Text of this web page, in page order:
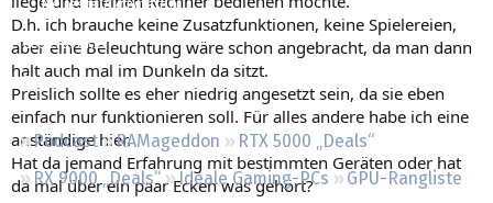
Neueste Aktivitäten
Leserartikel
Regeln
Podcast RAMageddon
RTX 5000 „Deals“
RX 9000 „Deals“
Ideale Gaming-PCs
GPU-Rangliste
D.h. ich brauche keine Zusatzfunktionen, keine Spielereien,
aber eine Beleuchtung wäre schon angebracht, da man dann
halt auch mal im Dunkeln da sitzt.
Preislich sollte es eher niedrig angesetzt sein, da sie eben
einfach nur funktionieren soll. Für alles andere habe ich eine
anständige hier.
Hat da jemand Erfahrung mit bestimmten Geräten oder hat
da mal über ein paar Ecken was gehört?